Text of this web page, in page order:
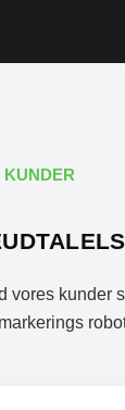
KUNDER
vores kunder